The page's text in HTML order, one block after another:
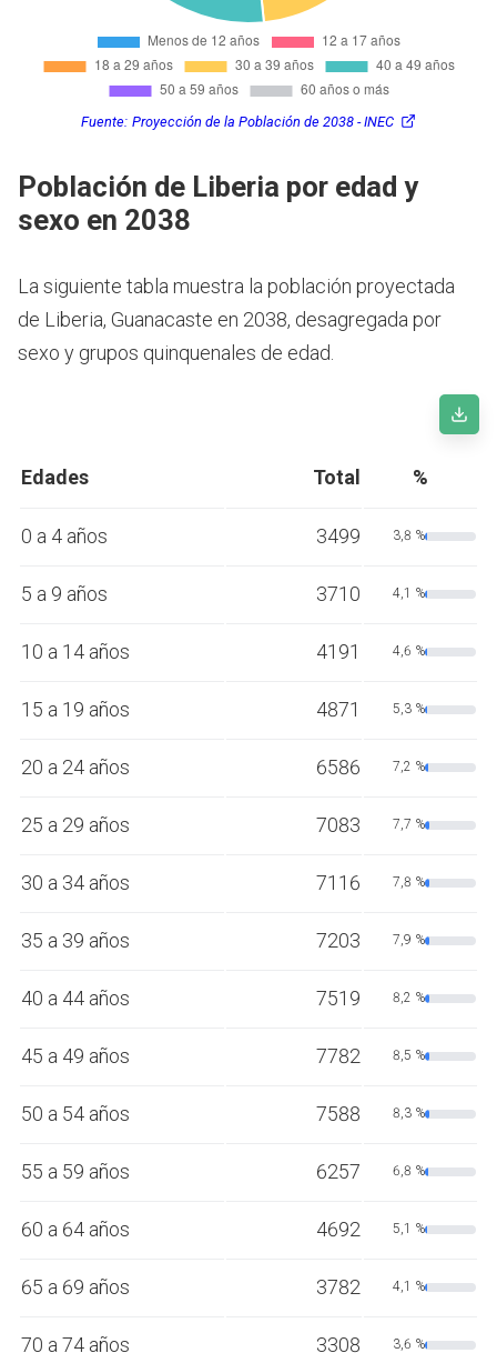
Fuente: Proyección de la Población de 2038 - INEC
Población de Liberia por edad y
sexo en 2038
La siguiente tabla muestra la población proyectada
de Liberia, Guanacaste en 2038, desagregada por
sexo y grupos quinquenales de edad.
Edades Total %
0 a 4 años 3499 3,8 %
5 a 9 años 3710 4,1 %
10 a 14 años 4191 4,6 %
15 a 19 años 4871 5,3 %
20 a 24 años 6586 7,2 %
25 a 29 años 7083 7,7 %
30 a 34 años 7116 7,8 %
35 a 39 años 7203 7,9 %
40 a 44 años 7519 8,2 %
45 a 49 años 7782 8,5 %
50 a 54 años 7588 8,3 %
55 a 59 años 6257 6,8 %
60 a 64 años 4692 5,1 %
65 a 69 años 3782 4,1 %
70 a 74 años 3308 3,6 %